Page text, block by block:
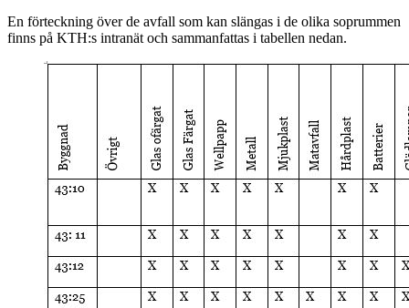
En förteckning över de avfall som kan slängas i de olika soprummen
finns på KTH:s intranät och sammanfattas i tabellen nedan.